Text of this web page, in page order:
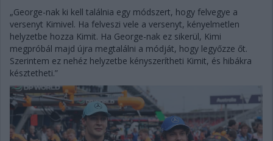
„George-nak ki kell találnia egy módszert, hogy felvegye a
versenyt Kimivel. Ha felveszi vele a versenyt, kényelmetlen
helyzetbe hozza Kimit. Ha George-nak ez sikerül, Kimi
megpróbál majd újra megtalálni a módját, hogy legyőzze őt.
Szerintem ez nehéz helyzetbe kényszerítheti Kimit, és hibákra
késztetheti.”